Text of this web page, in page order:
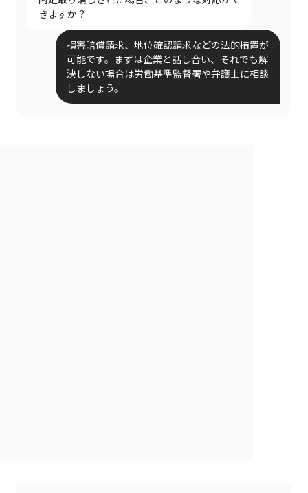
きますか？
損害賠償請求、地位確認請求などの法的措置が
可能です。まずは企業と話し合い、それでも解
決しない場合は労働基準監督署や弁護士に相談
しましょう。